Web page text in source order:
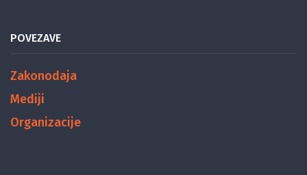
POVEZAVE
Zakonodaja
Mediji
Organizacije